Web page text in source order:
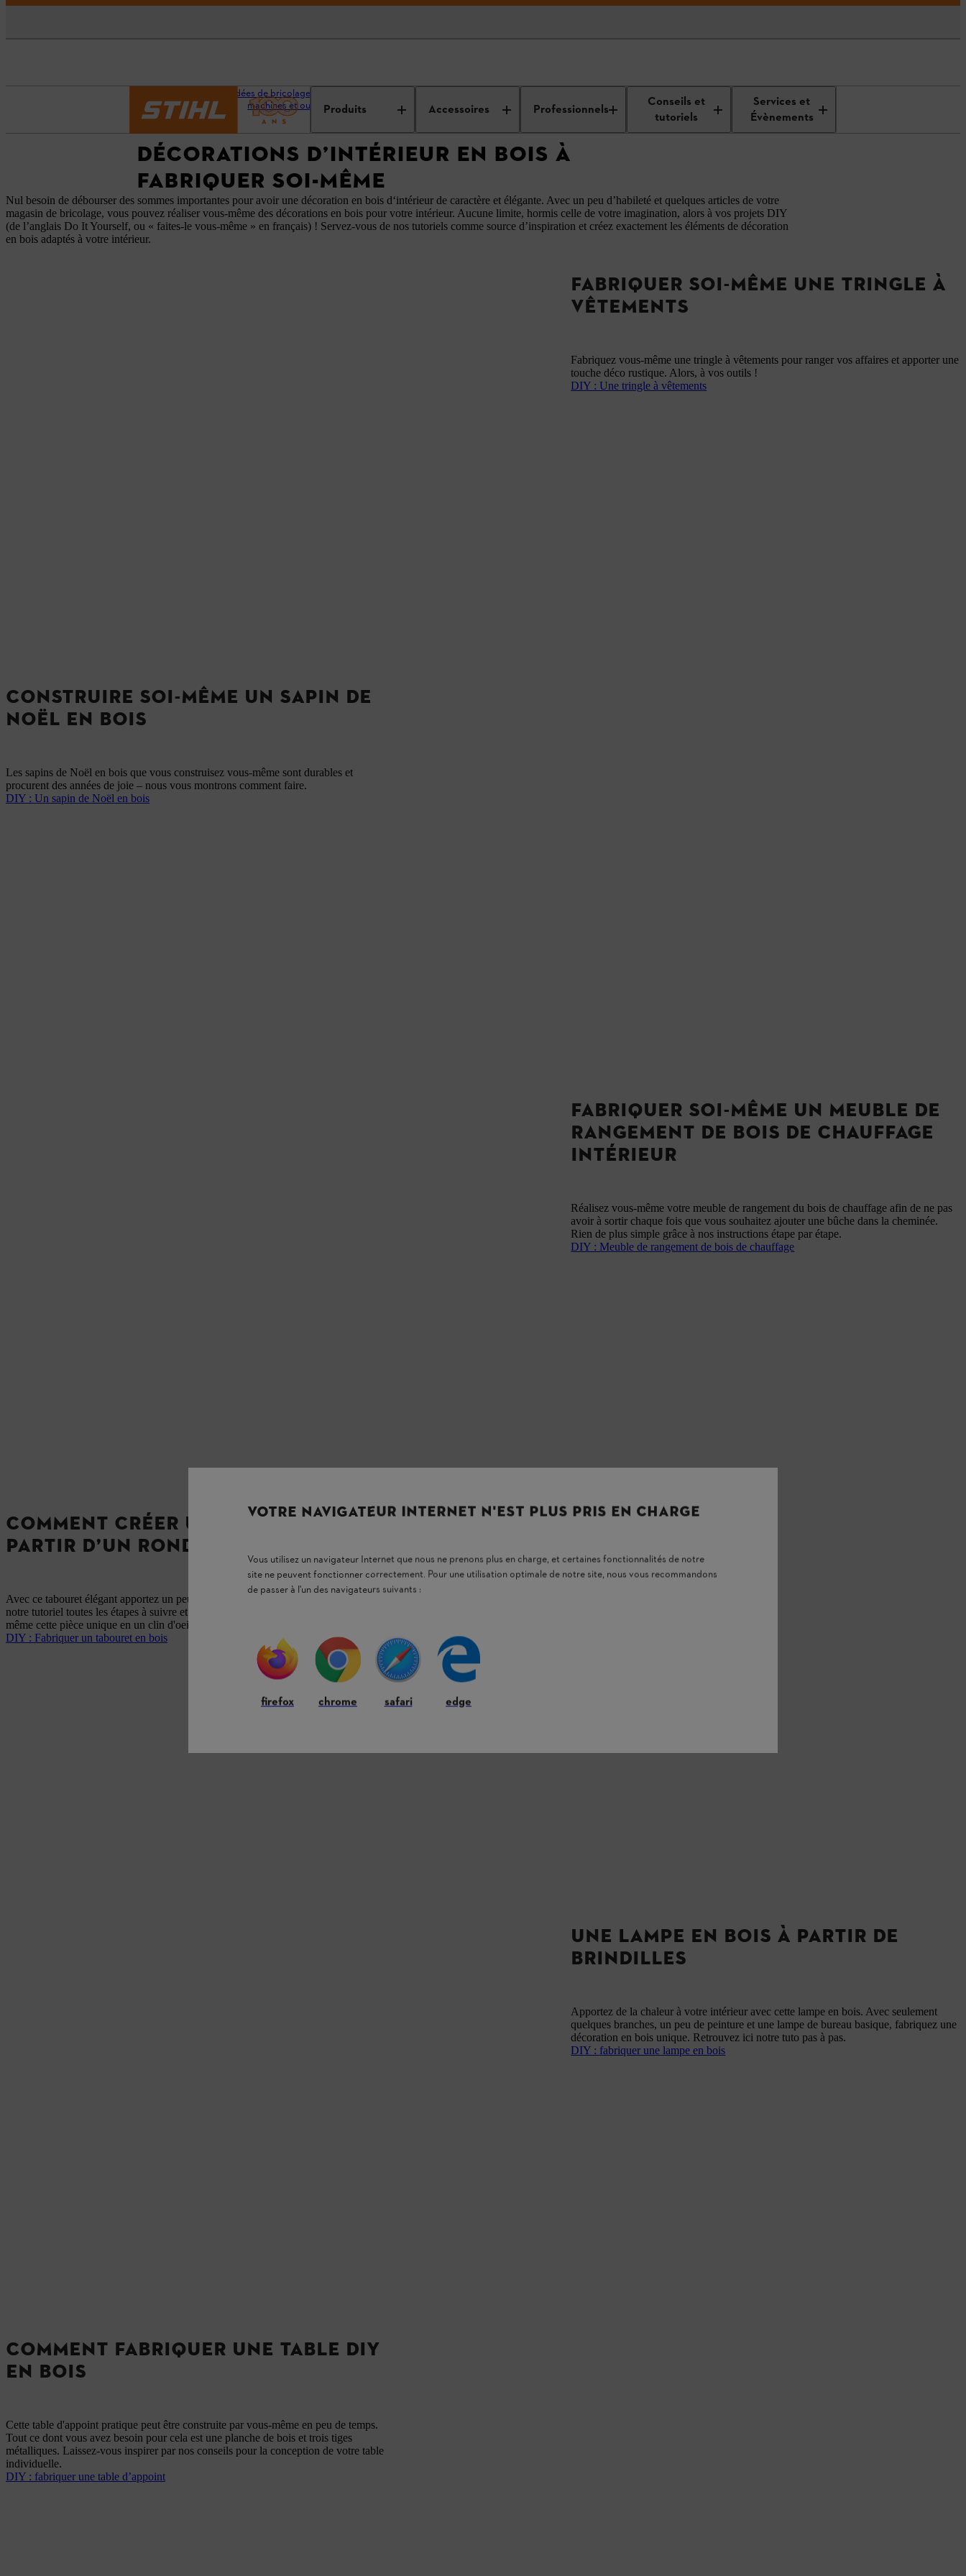
Produits Accessoires Professionnels
Conseils et
tutoriels
Services et
Évènements
Conseils et idées de bricolage et d’entretien des
machines et outils
bricolage en bois et DIY
Décorations d’intérieur en bois à
fabriquer soi-même
DÉCORATIONS D’INTÉRIEUR EN BOIS À
FABRIQUER SOI-MÊME
Nul besoin de débourser des sommes importantes pour avoir une décoration en bois d‘intérieur de caractère et élégante. Avec un peu d’habileté et quelques articles de votre
magasin de bricolage, vous pouvez réaliser vous-même des décorations en bois pour votre intérieur. Aucune limite, hormis celle de votre imagination, alors à vos projets DIY
(de l’anglais Do It Yourself, ou « faites-le vous-même » en français) ! Servez-vous de nos tutoriels comme source d’inspiration et créez exactement les éléments de décoration
en bois adaptés à votre intérieur.
FABRIQUER SOI-MÊME UNE TRINGLE À
VÊTEMENTS
Fabriquez vous-même une tringle à vêtements pour ranger vos affaires et apporter une
touche déco rustique. Alors, à vos outils !
DIY : Une tringle à vêtements
CONSTRUIRE SOI-MÊME UN SAPIN DE
NOËL EN BOIS
Les sapins de Noël en bois que vous construisez vous-même sont durables et
procurent des années de joie – nous vous montrons comment faire.
DIY : Un sapin de Noël en bois
FABRIQUER SOI-MÊME UN MEUBLE DE
RANGEMENT DE BOIS DE CHAUFFAGE
INTÉRIEUR
Réalisez vous-même votre meuble de rangement du bois de chauffage afin de ne pas
avoir à sortir chaque fois que vous souhaitez ajouter une bûche dans la cheminée.
Rien de plus simple grâce à nos instructions étape par étape.
DIY : Meuble de rangement de bois de chauffage
COMMENT CRÉER UN TABOURET À
PARTIR D’UN RONDIN DE BOIS
Avec ce tabouret élégant apportez un peu de chaleur à votre intérieur. Retrouvez dans
notre tutoriel toutes les étapes à suivre et les outils nécessaires pour construire vous-
même cette pièce unique en un clin d'oeil.
DIY : Fabriquer un tabouret en bois
UNE LAMPE EN BOIS À PARTIR DE
BRINDILLES
Apportez de la chaleur à votre intérieur avec cette lampe en bois. Avec seulement
quelques branches, un peu de peinture et une lampe de bureau basique, fabriquez une
décoration en bois unique. Retrouvez ici notre tuto pas à pas.
DIY : fabriquer une lampe en bois
COMMENT FABRIQUER UNE TABLE DIY
EN BOIS
Cette table d'appoint pratique peut être construite par vous-même en peu de temps.
Tout ce dont vous avez besoin pour cela est une planche de bois et trois tiges
métalliques. Laissez-vous inspirer par nos conseils pour la conception de votre table
individuelle.
DIY : fabriquer une table d’appoint
VOTRE NAVIGATEUR INTERNET N'EST PLUS PRIS EN CHARGE
Vous utilisez un navigateur Internet que nous ne prenons plus en charge, et certaines fonctionnalités de notre
site ne peuvent fonctionner correctement. Pour une utilisation optimale de notre site, nous vous recommandons
de passer à l'un des navigateurs suivants :
firefox chrome safari edge